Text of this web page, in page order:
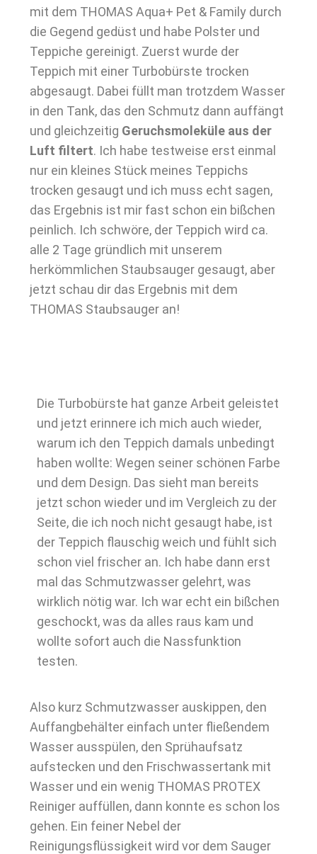
mit dem THOMAS Aqua+ Pet & Family durch
die Gegend gedüst und habe Polster und
Teppiche gereinigt. Zuerst wurde der
Teppich mit einer Turbobürste trocken
abgesaugt. Dabei füllt man trotzdem Wasser
in den Tank, das den Schmutz dann auffängt
und gleichzeitig Geruchsmoleküle aus der
Luft filtert. Ich habe testweise erst einmal
nur ein kleines Stück meines Teppichs
trocken gesaugt und ich muss echt sagen,
das Ergebnis ist mir fast schon ein bißchen
peinlich. Ich schwöre, der Teppich wird ca.
alle 2 Tage gründlich mit unserem
herkömmlichen Staubsauger gesaugt, aber
jetzt schau dir das Ergebnis mit dem
THOMAS Staubsauger an!
Die Turbobürste hat ganze Arbeit geleistet
und jetzt erinnere ich mich auch wieder,
warum ich den Teppich damals unbedingt
haben wollte: Wegen seiner schönen Farbe
und dem Design. Das sieht man bereits
jetzt schon wieder und im Vergleich zu der
Seite, die ich noch nicht gesaugt habe, ist
der Teppich flauschig weich und fühlt sich
schon viel frischer an. Ich habe dann erst
mal das Schmutzwasser gelehrt, was
wirklich nötig war. Ich war echt ein bißchen
geschockt, was da alles raus kam und
wollte sofort auch die Nassfunktion
testen.
Also kurz Schmutzwasser auskippen, den
Auffangbehälter einfach unter fließendem
Wasser ausspülen, den Sprühaufsatz
aufstecken und den Frischwassertank mit
Wasser und ein wenig THOMAS PROTEX
Reiniger auffüllen, dann konnte es schon los
gehen. Ein feiner Nebel der
Reinigungsflüssigkeit wird vor dem Sauger